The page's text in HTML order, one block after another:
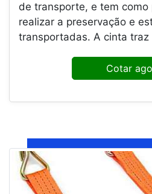
de transporte, e tem como
realizar a preservação e
transportadas. A cinta traz
Cotar